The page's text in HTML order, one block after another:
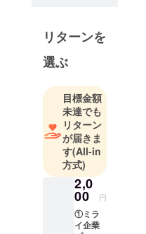
学生チーム
は沖縄県内
の学生と県
内企業の関
係性が希薄
であること
に課題に賛
同し、その
架け橋にな
れたらと思
い発足しま
した。
学生自ら、
リターンを
選ぶ
目標金額
未達でも
リターン
が届きま
す(All-in
方式)
2,0
00 円
①ミラ
イ企業